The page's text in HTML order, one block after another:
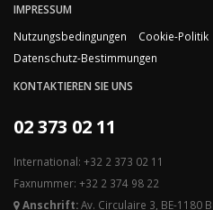
IMPRESSUM
Nutzungsbedingungen
Cookie-Politik
Datenschutz-Bestimmungen
KONTAKTIEREN SIE UNS
02 373 02 11
International: +32 2 373 02 11
Faxnummer: +32 2 374 98 22
Anschrift:Av. Circulaire 3, BE-1180